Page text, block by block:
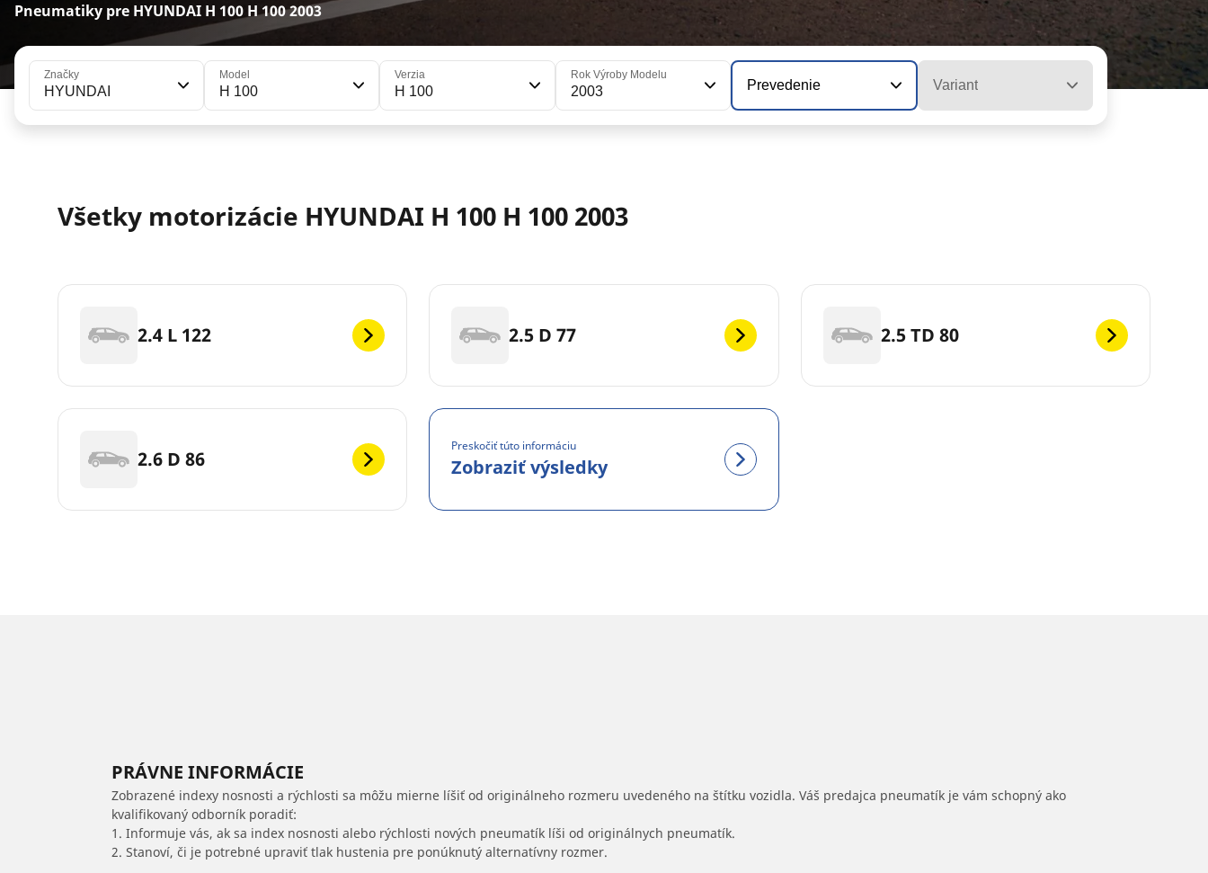
Pneumatiky pre HYUNDAI H 100 H 100 2003
Značky
HYUNDAI
Model
H 100
Verzia
H 100
Rok Výroby Modelu
2003 Prevedenie Variant
Všetky motorizácie HYUNDAI H 100 H 100 2003
2.4 L 122 2.5 D 77 2.5 TD 80
2.6 D 86
Preskočiť túto informáciu
Zobraziť výsledky
PRÁVNE INFORMÁCIE
Zobrazené indexy nosnosti a rýchlosti sa môžu mierne líšiť od originálneho rozmeru uvedeného na štítku vozidla. Váš predajca pneumatík je vám schopný ako
kvalifikovaný odborník poradiť:
1. Informuje vás, ak sa index nosnosti alebo rýchlosti nových pneumatík líši od originálnych pneumatík.
2. Stanoví, či je potrebné upraviť tlak hustenia pre ponúknutý alternatívny rozmer.